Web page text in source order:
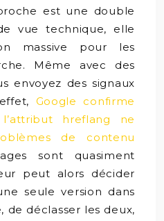
est une double
vue technique, elle
massive pour les
Même avec des
envoyez des signaux
Google confirme
hreflang ne
de contenu
sont quasiment
peut alors décider
seule version dans
de déclasser les deux,